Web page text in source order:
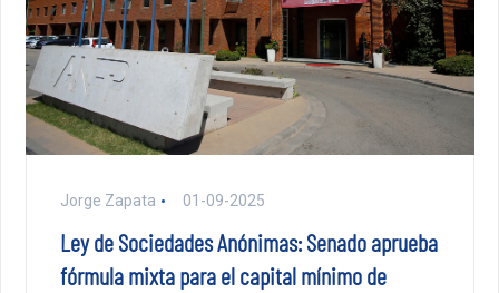
Jorge Zapata 01-09-2025
Ley de Sociedades Anónimas: Senado aprueba
fórmula mixta para el capital mínimo de